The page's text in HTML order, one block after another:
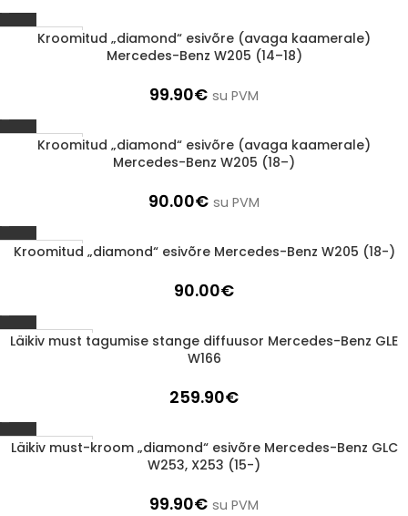
1-3 d.d.
Kroomitud „diamond“ esivõre (avaga kaamerale)
Mercedes-Benz W205 (14–18)
99.90€ su PVM
1-3 d.d.
Kroomitud „diamond“ esivõre (avaga kaamerale)
Mercedes-Benz W205 (18–)
90.00€ su PVM
1-3 d.d.
Kroomitud „diamond“ esivõre Mercedes-Benz W205 (18-)
90.00€
Läbimüüdud
Läikiv must tagumise stange diffuusor Mercedes-Benz GLE
W166
259.90€
Läbimüüdud
Läikiv must-kroom „diamond“ esivõre Mercedes-Benz GLC
W253, X253 (15-)
99.90€ su PVM